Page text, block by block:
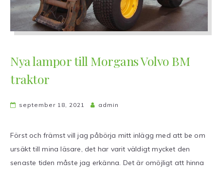
Nya lampor till Morgans Volvo BM
traktor
september 18, 2021 admin
Först och främst vill jag påbörja mitt inlägg med att be om
ursäkt till mina läsare, det har varit väldigt mycket den
senaste tiden måste jag erkänna. Det är omöjligt att hinna